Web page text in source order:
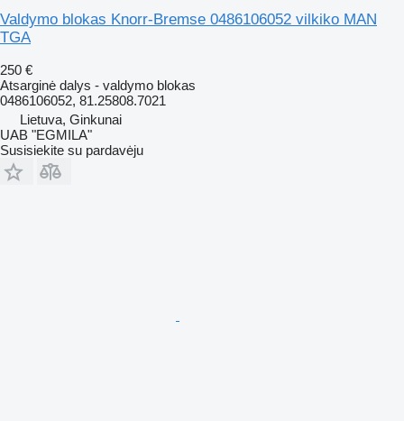
Valdymo blokas Knorr-Bremse 0486106052 vilkiko MAN
TGA
250 €
Atsarginė dalys - valdymo blokas
0486106052, 81.25808.7021
Lietuva, Ginkunai
UAB "EGMILA"
Susisiekite su pardavėju